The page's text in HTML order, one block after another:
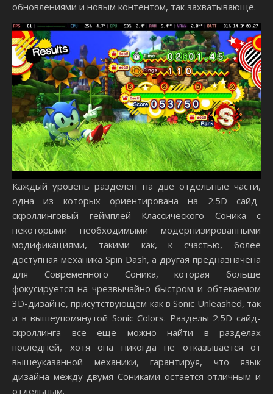
обновлениями и новым контентом, так захватывающе.
Каждый уровень разделен на две отдельные части,
одна из которых ориентирована на 2.5D сайд-
скроллинговый геймплей Классического Соника с
некоторыми необходимыми модернизированными
модификациями, такими как, к счастью, более
доступная механика Spin Dash, а другая предназначена
для Современного Соника, которая больше
фокусируется на чрезвычайно быстром и обтекаемом
3D-дизайне, присутствующем как в Sonic Unleashed, так
и в вышеупомянутой Sonic Colors. Разделы 2.5D сайд-
скроллинга все еще можно найти в разделах
последней, хотя она никогда не отказывается от
вышеуказанной механики, гарантируя, что язык
дизайна между двумя Сониками остается отличным и
отдельным.